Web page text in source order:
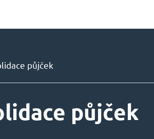
půjček
půjček